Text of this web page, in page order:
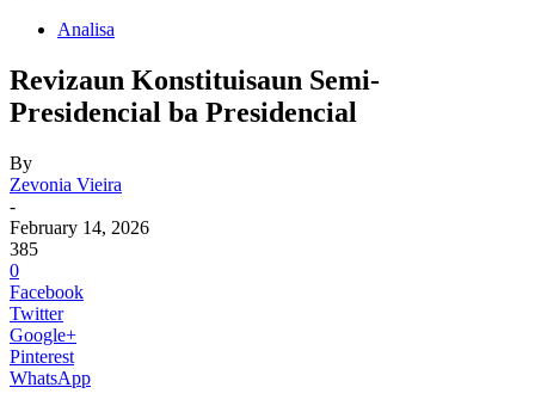
Analisa
Revizaun Konstituisaun Semi-
Presidencial ba Presidencial
By
Zevonia Vieira
-
February 14, 2026
385
0
Facebook
Twitter
Google+
Pinterest
WhatsApp